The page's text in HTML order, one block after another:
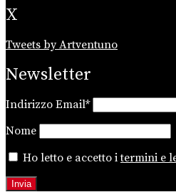
X
Tweets by Artventuno
Newsletter
Indirizzo Email*
Nome
Ho letto e accetto itermini e